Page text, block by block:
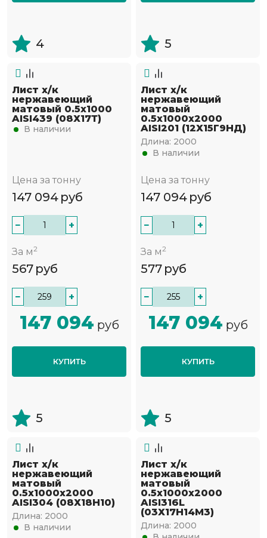
4 5
Лист х/к
нержавеющий
матовый 0.5х1000
AISI439 (08Х17Т)
В наличии
Цена за тонну
147 094 руб
− +
За м2
567 руб
− +
147 094 руб
КУПИТЬ
5
Лист х/к
нержавеющий
матовый
0.5х1000х2000
AISI201 (12Х15Г9НД)
Длина: 2000
В наличии
Цена за тонну
147 094 руб
− +
За м2
577 руб
− +
147 094 руб
КУПИТЬ
5
Лист х/к
нержавеющий
матовый
0.5х1000х2000
AISI304 (08Х18Н10)
Длина: 2000
В наличии
Лист х/к
нержавеющий
матовый
0.5х1000х2000
AISI316L
(03Х17Н14М3)
Длина: 2000